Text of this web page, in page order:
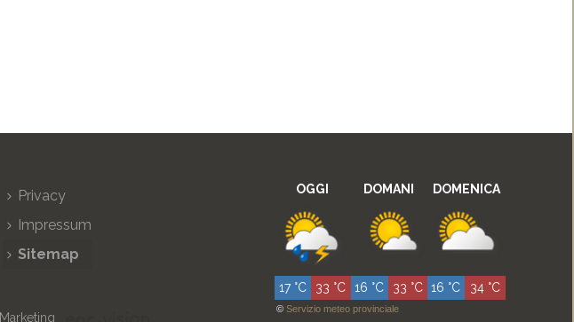
Privacy
Impressum
Sitemap
Marketing
OGGI DOMANI DOMENICA
© Servizio meteo provinciale
17 °C 33 °C 16 °C 33 °C 16 °C 34 °C